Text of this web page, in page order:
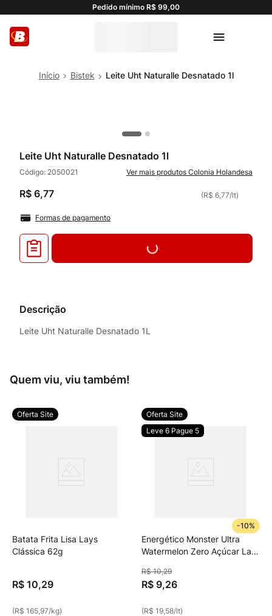
Pedido mínimo R$ 99,00
Bistek Leite Uht Naturalle Desnatado 1l
Leite Uht Naturalle Desnatado 1l
Código: 2050021 Colonia Holandesa
R$ 6,77 (R$ 6,77/lt)
Formas de pagamento
Descrição
Leite Uht Naturalle Desnatado 1L
Quem viu, viu também!
Oferta Site
Batata Frita Lisa Lays
Clássica 62g
R$ 10,29
(R$ 165,97/kg)
Oferta Site
Leve 6 Pague 5
-10%
Energético Monster Ultra
Watermelon Zero Açúcar Lata
R$ 10,29
R$ 9,26
(R$ 19,58/lt)